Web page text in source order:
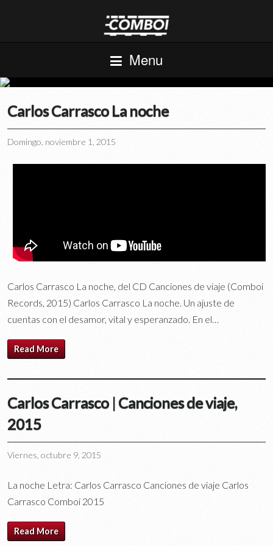
Menu
Carlos Carrasco La noche
Domingo, noviembre 1, 2015
Carlos Carrasco La noche, del CD Canciones de viaje (Comboi
Records, 2015) Carlos Carrasco La noche. Un ajuste de
cuentas con el desamor, vital y esperanzado. En el…
Read More
Carlos Carrasco | Canciones de viaje,
2015
Viernes, octubre 9, 2015
La noche Letra: Carlos Carrasco Canciones de viaje Carlos
Carrasco Comboi 2015
Read More